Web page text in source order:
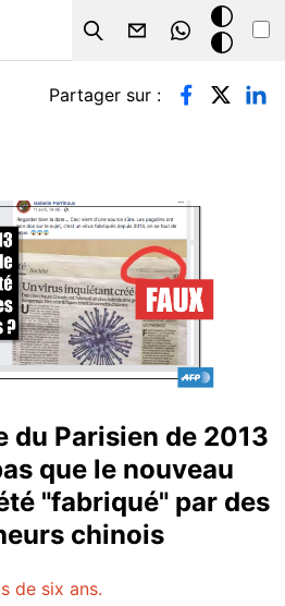
Search
Mode
sombre
Partager sur :
du Parisien de 2013
que le nouveau
"fabriqué" par des
chinois
de six ans.